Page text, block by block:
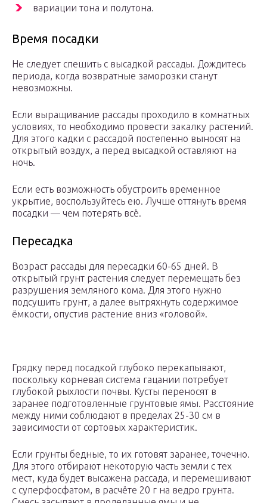
вариации тона и полутона.
Время посадки
Не следует спешить с высадкой рассады. Дождитесь
периода, когда возвратные заморозки станут
невозможны.
Если выращивание рассады проходило в комнатных
условиях, то необходимо провести закалку растений.
Для этого кадки с рассадой постепенно выносят на
открытый воздух, а перед высадкой оставляют на
ночь.
Если есть возможность обустроить временное
укрытие, воспользуйтесь ею. Лучше оттянуть время
посадки — чем потерять всё.
Пересадка
Возраст рассады для пересадки 60-65 дней. В
открытый грунт растения следует перемещать без
разрушения земляного кома. Для этого нужно
подсушить грунт, а далее вытряхнуть содержимое
ёмкости, опустив растение вниз «головой».
Грядку перед посадкой глубоко перекапывают,
поскольку корневая система гацании потребует
глубокой рыхлости почвы. Кусты переносят в
заранее подготовленные грунтовые ямы. Расстояние
между ними соблюдают в пределах 25-30 см в
зависимости от сортовых характеристик.
Если грунты бедные, то их готовят заранее, точечно.
Для этого отбирают некоторую часть земли с тех
мест, куда будет высажена рассада, и перемешивают
с суперфосфатом, в расчёте 20 г на ведро грунта.